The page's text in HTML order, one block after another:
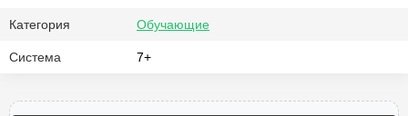
Категория Обучающие
Система 7+